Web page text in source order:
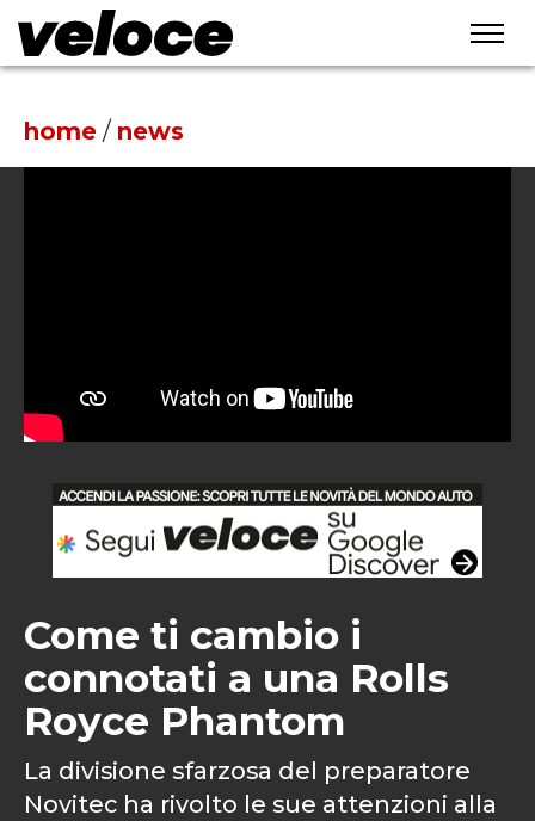
home / news
Come ti cambio i
connotati a una Rolls
Royce Phantom
La divisione sfarzosa del preparatore
Novitec ha rivolto le sue attenzioni alla